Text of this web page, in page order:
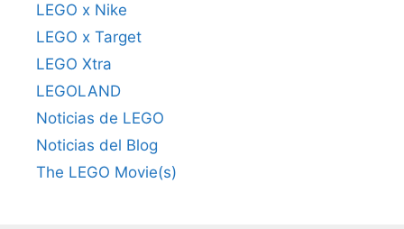
LEGO x Nike
LEGO x Target
LEGO Xtra
LEGOLAND
Noticias de LEGO
Noticias del Blog
The LEGO Movie(s)